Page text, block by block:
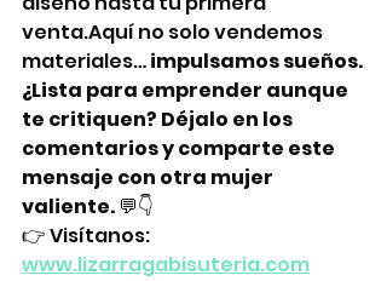
venta.Aquí no solo vendemos
materiales… impulsamos sueños.
¿Lista para emprender aunque
te critiquen? Déjalo en los
comentarios y comparte este
mensaje con otra mujer
valiente. 💬👇
👉 Visítanos:
www.lizarragabisuteria.com